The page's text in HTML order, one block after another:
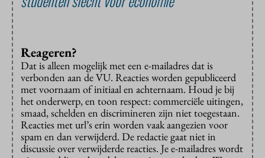
Reageren?
Dat is alleen mogelijk met een e-mailadres dat is
verbonden aan de VU. Reacties worden gepubliceerd
met voornaam of initiaal en achternaam. Houd je bij
het onderwerp, en toon respect: commerciële uitingen,
smaad, schelden en discrimineren zijn niet toegestaan.
Reacties met url’s erin worden vaak aangezien voor
spam en dan verwijderd. De redactie gaat niet in
discussie over verwijderde reacties. Je e-mailadres wordt